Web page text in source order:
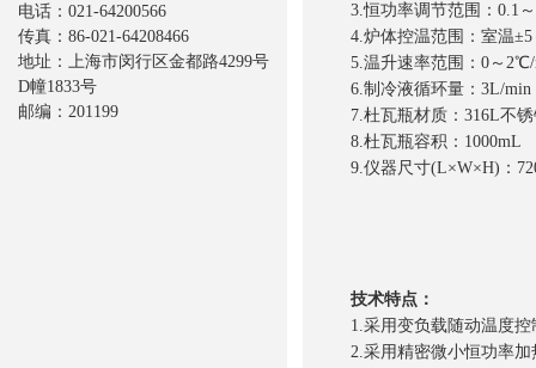
3.恒功率调节范围：0.1
4.炉体控温范围：室温
5.温升速率范围：0～
6.制冷液循环量：3L/min
7.杜瓦瓶材质：316L不
8.杜瓦瓶容积：1000mL
9.仪器尺寸(L×W×H)：
技术特点：
1.采用变负载随动温度
2.采用精密微小恒功率
电话：021-64200566
传真：86-021-64208466
地址：上海市闵行区金都路4299号
D幢1833号
邮编：201199